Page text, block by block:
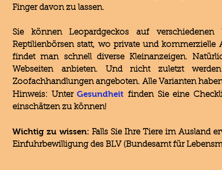
Finger davon zu lassen.
Sie können Leopardgeckos auf
Reptilienbörsen statt, wo private und
findet man schnell diverse Kleinanzeigen.
Webseiten anbieten. Und nicht zuletzt
Zoofachhandlungen angeboten. Alle Varianten
Hinweis: UnterGesundheitfinden Sie eine
einschätzen zu können!
Wichtig zu wissen: Falls Sie Ihre Tiere im Ausland
Einfuhrbewilligung des BLV (Bundesamt für